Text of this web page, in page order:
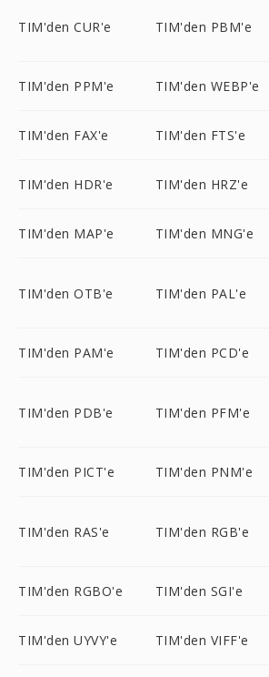
TIM'den CUR'e TIM'den PBM'e
TIM'den PPM'e TIM'den WEBP'e
TIM'den FAX'e TIM'den FTS'e
TIM'den HDR'e TIM'den HRZ'e
TIM'den MAP'e TIM'den MNG'e
TIM'den OTB'e TIM'den PAL'e
TIM'den PAM'e TIM'den PCD'e
TIM'den PDB'e TIM'den PFM'e
TIM'den PICT'e TIM'den PNM'e
TIM'den RAS'e TIM'den RGB'e
TIM'den RGBO'e TIM'den SGI'e
TIM'den UYVY'e TIM'den VIFF'e